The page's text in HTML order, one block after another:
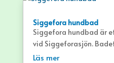
Siggefora hundbad
Siggefora hundbad är
vid Siggeforasjön.
Camping och bjuder på
Läs mer